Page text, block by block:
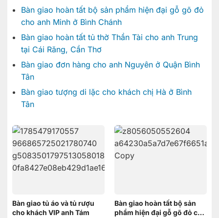
Bàn giao hoàn tất bộ sản phẩm hiện đại gỗ gõ đỏ
cho anh Minh ở Bình Chánh
Bàn giao hoàn tất tủ thờ Thần Tài cho anh Trung
tại Cái Răng, Cần Thơ
Bàn giao đơn hàng cho anh Nguyên ở Quận Bình
Tân
Bàn giao tượng di lặc cho khách chị Hà ở Bình
Tân
Bàn giao tủ áo và tủ rượu
cho khách VIP anh Tám
Bàn giao hoàn tất bộ sản
phẩm hiện đại gỗ gõ đỏ cho